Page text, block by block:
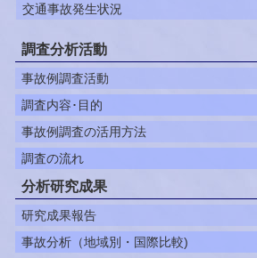
交通事故発生状況
調査分析活動
事故例調査活動
調査内容･目的
事故例調査の活用方法
調査の流れ
分析研究成果
研究成果報告
事故分析（地域別・国際比較)